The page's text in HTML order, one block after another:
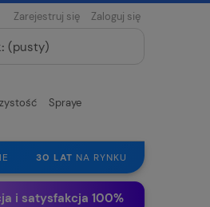
Zarejestruj się Zaloguj się
(pusty)
Spraye
30 LAT NA RYNKU
i satysfakcja 100%